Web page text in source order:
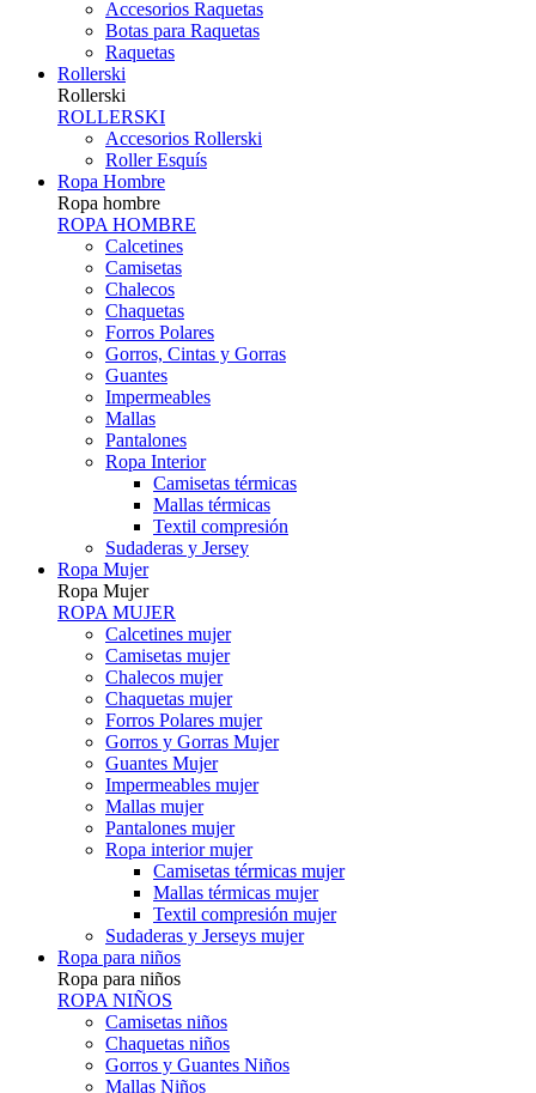
Accesorios Raquetas
Botas para Raquetas
Raquetas
Rollerski
Rollerski
ROLLERSKI
Accesorios Rollerski
Roller Esquís
Ropa Hombre
Ropa hombre
ROPA HOMBRE
Calcetines
Camisetas
Chalecos
Chaquetas
Forros Polares
Gorros, Cintas y Gorras
Guantes
Impermeables
Mallas
Pantalones
Ropa Interior
Camisetas térmicas
Mallas térmicas
Textil compresión
Sudaderas y Jersey
Ropa Mujer
Ropa Mujer
ROPA MUJER
Calcetines mujer
Camisetas mujer
Chalecos mujer
Chaquetas mujer
Forros Polares mujer
Gorros y Gorras Mujer
Guantes Mujer
Impermeables mujer
Mallas mujer
Pantalones mujer
Ropa interior mujer
Camisetas térmicas mujer
Mallas térmicas mujer
Textil compresión mujer
Sudaderas y Jerseys mujer
Ropa para niños
Ropa para niños
ROPA NIÑOS
Camisetas niños
Chaquetas niños
Gorros y Guantes Niños
Mallas Niños